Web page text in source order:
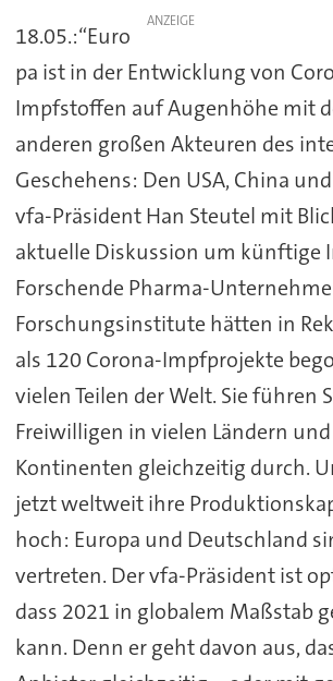
ANZEIGE
18.05.:“Euro
pa ist in der Entwicklung von
Impfstoffen auf Augenhöhe mit
anderen großen Akteuren des
Geschehens: Den USA, China
vfa-Präsident Han Steutel mit
aktuelle Diskussion um künftige
Forschende Pharma-
Forschungsinstitute hätten in
als 120 Corona-Impfprojekte
vielen Teilen der Welt. Sie führen
Freiwilligen in vielen Ländern
Kontinenten gleichzeitig durch.
jetzt weltweit ihre
hoch: Europa und Deutschland
vertreten. Der vfa-Präsident ist
dass 2021 in globalem Maßstab
kann. Denn er geht davon aus,